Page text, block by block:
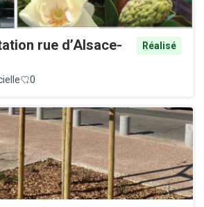
rue d’Alsace-
Réalisé
0